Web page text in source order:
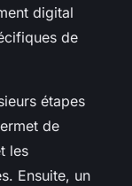
digital
de
étapes
de
les
Ensuite, un